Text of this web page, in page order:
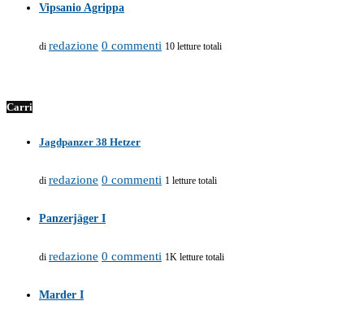
Vipsanio Agrippa
di redazione 0 commenti 10 letture totali
Carri
Jagdpanzer 38 Hetzer
di redazione 0 commenti 1 letture totali
Panzerjäger I
di redazione 0 commenti 1K letture totali
Marder I